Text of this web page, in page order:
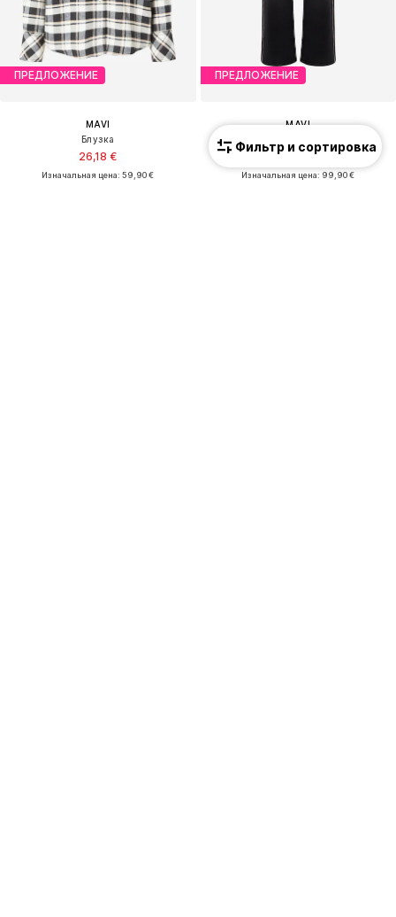
ПРЕДЛОЖЕНИЕ
MAVI
Блузка
26,18 €
Изначальная цена: 59,90 €
ПРЕДЛОЖЕНИЕ
MAVI
Широкий Джинсы 'MALIBU'
41,93 €
Изначальная цена: 99,90 €
Фильтр и сортировка